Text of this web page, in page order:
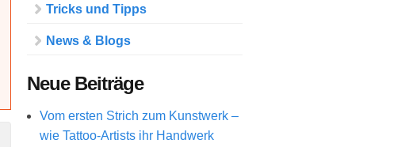
Tricks und Tipps
News & Blogs
Neue Beiträge
Vom ersten Strich zum Kunstwerk –
wie Tattoo-Artists ihr Handwerk